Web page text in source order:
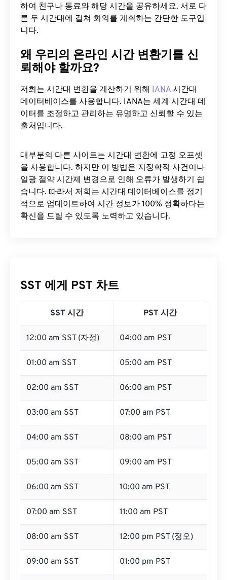
하여 친구나 동료와 해당 시간을 공유하세요. 서로 다
른 두 시간대에 걸쳐 회의를 계획하는 간단한 도구입
니다.
왜 우리의 온라인 시간 변환기를 신
뢰해야 할까요?
저희는 시간대 변환을 계산하기 위해 IANA 시간대
데이터베이스를 사용합니다. IANA는 세계 시간대 데
이터를 조정하고 관리하는 유명하고 신뢰할 수 있는
출처입니다.
대부분의 다른 사이트는 시간대 변환에 ​​고정 오프셋
을 사용합니다. 하지만 이 방법은 지정학적 사건이나
일광 절약 시간제 변경으로 인해 오류가 발생하기 쉽
습니다. 따라서 저희는 시간대 데이터베이스를 정기
적으로 업데이트하여 시간 정보가 100% 정확하다는
확신을 드릴 수 있도록 노력하고 있습니다.
SST 에게 PST 차트
SST 시간 PST 시간
12:00 am SST (자정) 04:00 am PST
01:00 am SST 05:00 am PST
02:00 am SST 06:00 am PST
03:00 am SST 07:00 am PST
04:00 am SST 08:00 am PST
05:00 am SST 09:00 am PST
06:00 am SST 10:00 am PST
07:00 am SST 11:00 am PST
08:00 am SST 12:00 pm PST (정오)
09:00 am SST 01:00 pm PST